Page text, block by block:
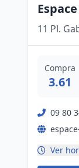
11 Pl.
Compra
3.61
09 80
Ver